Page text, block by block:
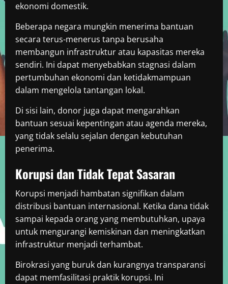
ekonomi domestik.
Beberapa negara mungkin menerima bantuan
secara terus-menerus tanpa berusaha
membangun infrastruktur atau kapasitas mereka
sendiri. Ini dapat menyebabkan stagnasi dalam
pertumbuhan ekonomi dan ketidakmampuan
dalam mengelola tantangan lokal.
Di sisi lain, donor juga dapat mengarahkan
bantuan sesuai kepentingan atau agenda mereka,
yang tidak selalu sejalan dengan kebutuhan
penerima.
Korupsi dan Tidak Tepat Sasaran
Korupsi menjadi hambatan signifikan dalam
distribusi bantuan internasional. Ketika dana tidak
sampai kepada orang yang membutuhkan, upaya
untuk mengurangi kemiskinan dan meningkatkan
infrastruktur menjadi terhambat.
Birokrasi yang buruk dan kurangnya transparansi
dapat memfasilitasi praktik korupsi. Ini